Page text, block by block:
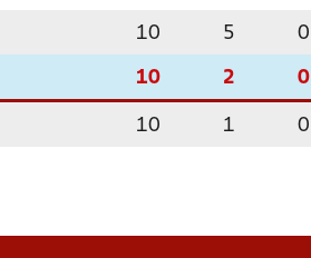
10 5 0
10 2 0
10 1 0